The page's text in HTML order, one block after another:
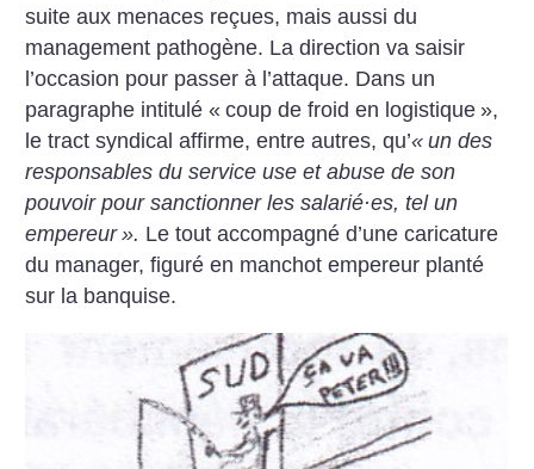
suite aux menaces reçues, mais aussi du
management pathogène. La direction va saisir
l’occasion pour passer à l’attaque. Dans un
paragraphe intitulé « coup de froid en logistique »,
le tract syndical affirme, entre autres, qu’« un des
responsables du service use et abuse de son
pouvoir pour sanctionner les salarié·es, tel un
empereur ». Le tout accompagné d’une caricature
du manager, figuré en manchot empereur planté
sur la banquise.